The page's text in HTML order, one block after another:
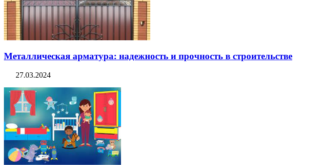
Металлическая арматура: надежность и прочность в строительстве
27.03.2024